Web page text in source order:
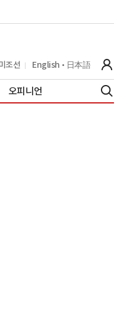
조선 English 日本語
오피니언